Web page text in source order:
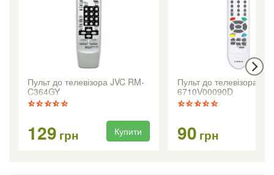
Пульт до телевізора JVC RM-
C364GY
129 грн Купити
Пульт до телевізора LG
6710V00090D
90 грн